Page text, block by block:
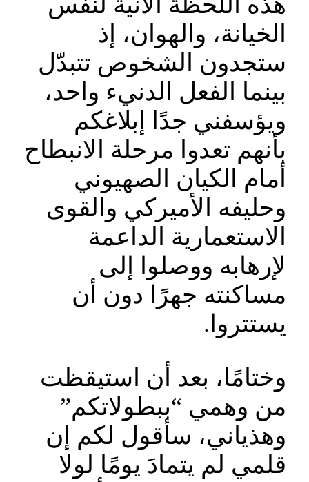
الخيانة، والهوان، إذ
ستجدون الشخوص تتبدّل
بينما الفعل الدنيء واحد،
ويؤسفني جدًا إبلاغكم
بأنهم تعدوا مرحلة الانبطاح
أمام الكيان الصهيوني
وحليفه الأميركي والقوى
الاستعمارية الداعمة
لإرهابه ووصلوا إلى
مساكنته جهرًا دون أن
يستتروا.
وختامًا، بعد أن استيقظت
من وهمي “ببطولاتكم”
وهذياني، سأقول لكم إن
قلمي لم يتمادَ يومًا لولا